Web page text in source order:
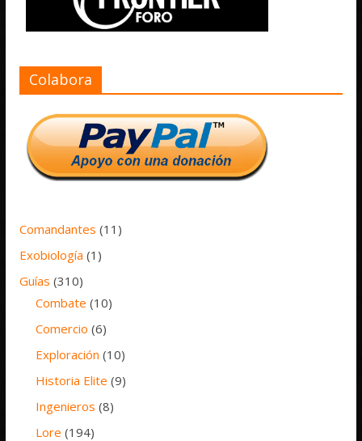
Colabora
Comandantes (11)
Exobiología (1)
Guías (310)
Combate (10)
Comercio (6)
Exploración (10)
Historia Elite (9)
Ingenieros (8)
Lore (194)